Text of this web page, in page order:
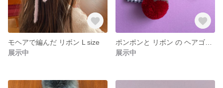
モヘアで編んだ リボン L size
展示中
展示中